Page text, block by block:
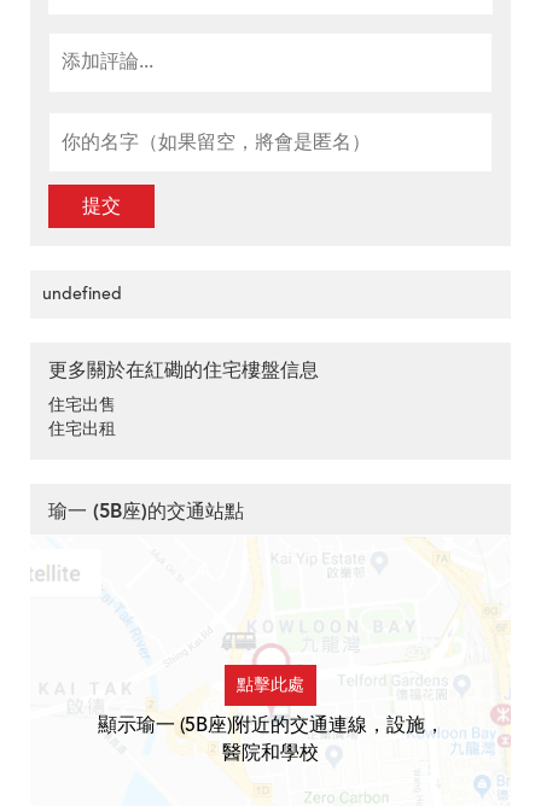
提交
undefined
更多關於在紅磡的住宅樓盤信息
住宅出售
住宅出租
瑜一 (5B座)的交通站點
點擊此處
顯示瑜一 (5B座)附近的交通連線，設施，
醫院和學校